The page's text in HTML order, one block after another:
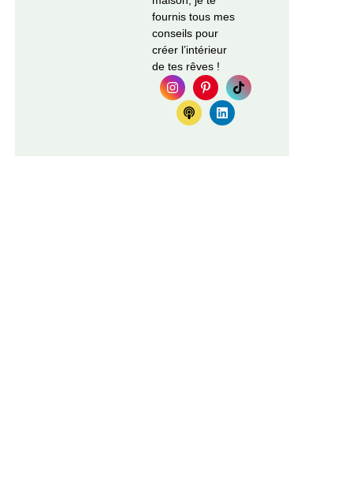
fournis tous mes
conseils pour
créer l’intérieur
de tes rêves !